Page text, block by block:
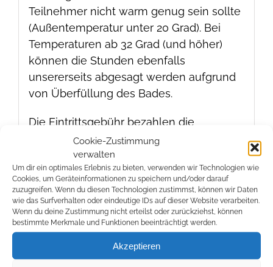
Cookie-Zustimmung
verwalten
Um dir ein optimales Erlebnis zu bieten, verwenden wir Technologien wie
Cookies, um Geräteinformationen zu speichern und/oder darauf
zuzugreifen. Wenn du diesen Technologien zustimmst, können wir Daten
wie das Surfverhalten oder eindeutige IDs auf dieser Website verarbeiten.
Wenn du deine Zustimmung nicht erteilst oder zurückziehst, können
bestimmte Merkmale und Funktionen beeinträchtigt werden.
Akzeptieren
Teilnehmer nicht warm genug sein sollte
(Außentemperatur unter 20 Grad). Bei
Temperaturen ab 32 Grad (und höher)
können die Stunden ebenfalls
unsererseits abgesagt werden aufgrund
von Überfüllung des Bades.
Die Eintrittsgebühr bezahlen die
Teilnehmer selbst. Begleitpersonen die
nicht ins Wasser gehen, können das
Freibad kostenlos betreten.
Ähnliche Produkte